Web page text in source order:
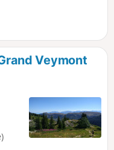
Veymont